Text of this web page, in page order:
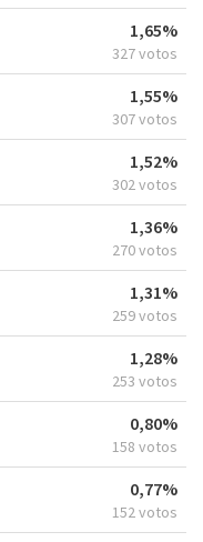
1,65%
327 votos
1,55%
307 votos
1,52%
302 votos
1,36%
270 votos
1,31%
259 votos
1,28%
253 votos
0,80%
158 votos
0,77%
152 votos